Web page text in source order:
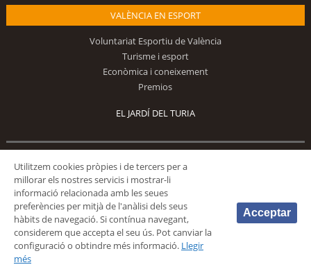
VALÈNCIA EN ESPORT
Voluntariat Esportiu de València
Turisme i esport
Econòmica i coneixement
Premios
EL JARDÍ DEL TURIA
© 2026 Fundación Deportiva Municipal Valencia |AVÍS LEGAL
Utilitzem cookies pròpies i de tercers per a
millorar els nostres servicis i mostrar-li
informació relacionada amb les seues
preferències per mitjà de l'anàlisi dels seus
hàbits de navegació. Si contínua navegant,
considerem que accepta el seu ús. Pot canviar la
configuració o obtindre més informació. Llegir
més
Acceptar